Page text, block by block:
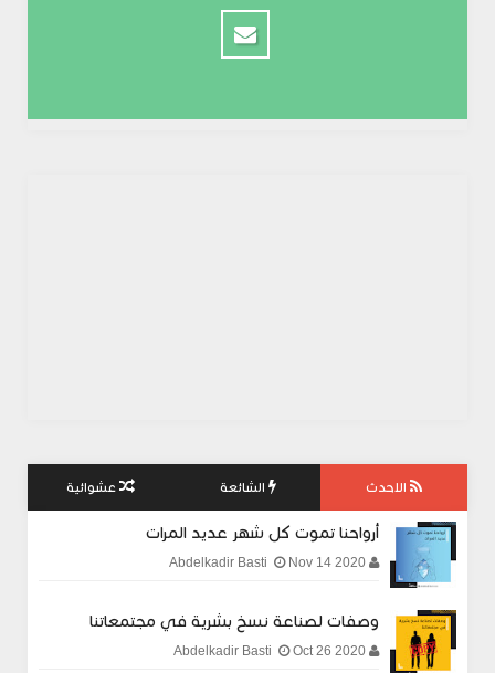
الاحدث الشائعة عشوائية
أرواحنا تموت كل شهر عديد المرات
Nov 14 2020
وصفات لصناعة نسخ بشرية في مجتمعاتنا
Oct 26 2020